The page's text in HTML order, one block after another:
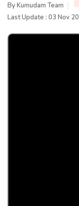
ByKumudam Team
Last Update : 03 Nov